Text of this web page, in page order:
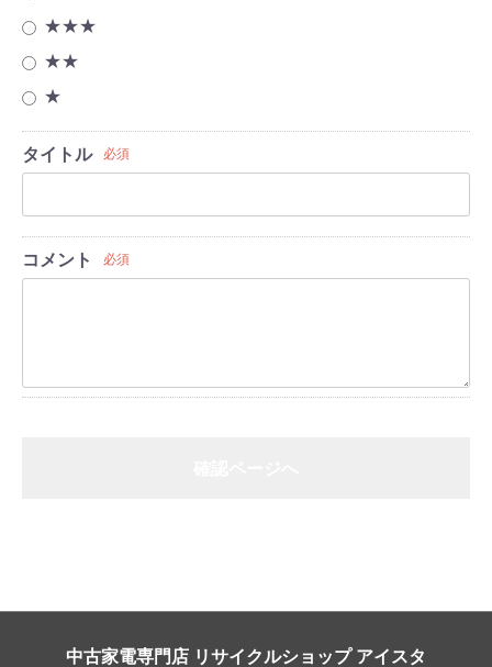
★★★
★★
★
タイトル 必須
コメント 必須
中古家電専門店 リサイクルショップ アイスタ